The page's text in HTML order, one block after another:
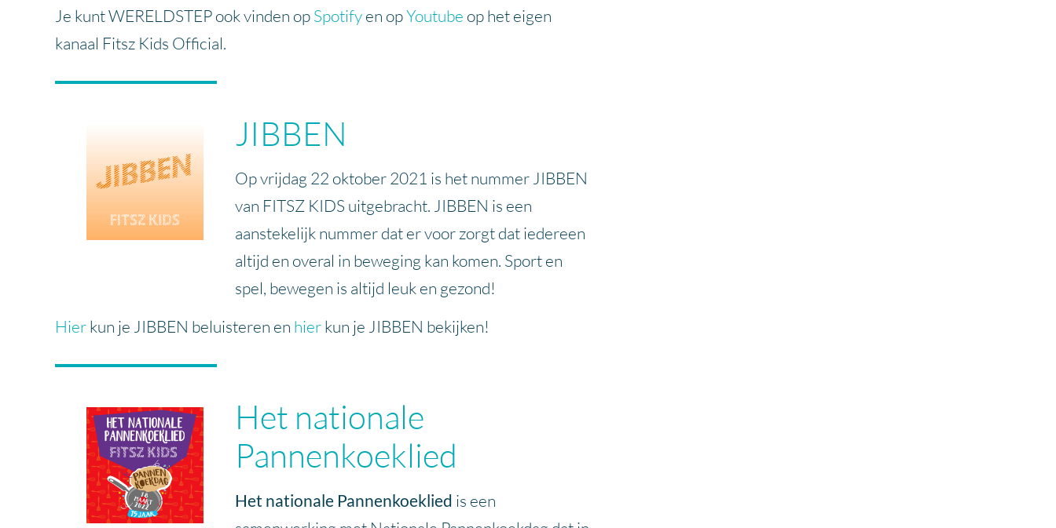
Je kunt WERELDSTEP ook vinden opSpotifyen opYoutube op het eigen
kanaal Fitsz Kids Official.
JIBBEN
Op vrijdag 22 oktober 2021 is het nummer JIBBEN
van FITSZ KIDS uitgebracht. JIBBEN is een
aanstekelijk nummer dat er voor zorgt dat iedereen
altijd en overal in beweging kan komen. Sport en
spel, bewegen is altijd leuk en gezond!
Hierkun je JIBBEN beluisteren en hierkun je JIBBEN bekijken!
Het nationale
Pannenkoeklied
Het nationale Pannenkoeklied is een